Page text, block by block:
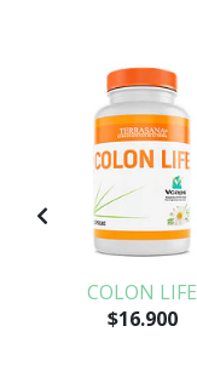
COLON LIFE
$16.900